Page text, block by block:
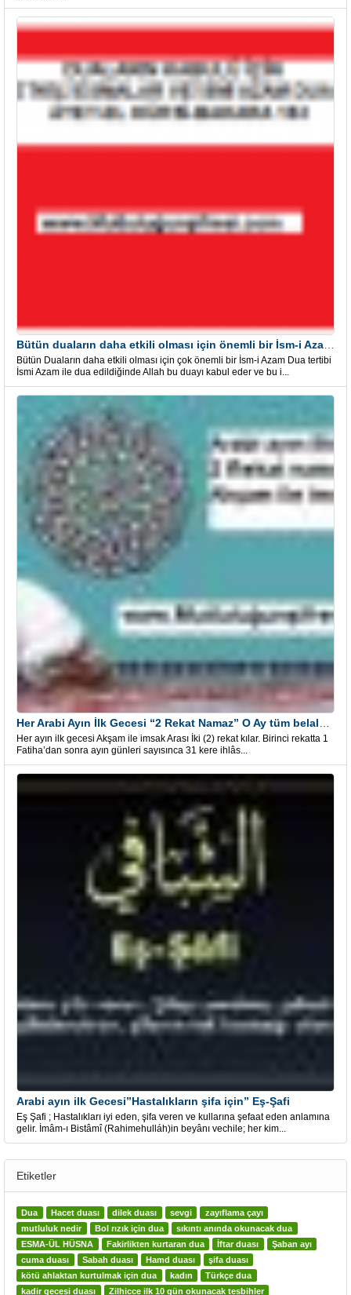
Bütün Duaların daha etkili olması için çok önemli bir İsm-i Azam Dua tertibi
İsmi Azam ile dua edildiğinde Allah bu duayı kabul eder ve bu i...
Her ayın ilk gecesi Akşam ile imsak Arası İki (2) rekat kılar. Birinci rekatta 1
Fatiha’dan sonra ayın günleri sayısınca 31 kere ihlâs...
Arabi ayın ilk Gecesi”Hastalıkların şifa için” Eş-Şafi
Eş Şafi ; Hastalıkları iyi eden, şifa veren ve kullarına şefaat eden anlamına
gelir. İmâm-ı Bistâmî (Rahimehulláh)in beyânı vechile; her kim...
Etiketler
Dua Hacet duası dilek duası sevgi
zayıflama çayı
mutluluk nedir
Bol rızık için dua
sıkıntı anında okunacak dua
ESMA-ÜL HÜSNA
Fakirlikten kurtaran dua İftar duası
Şaban ayı
cuma duası
Sabah duası Hamd duası
şifa duası
kötü ahlaktan kurtulmak için dua
kadın
Türkçe dua
kadir gecesi duası
Zilhicce ilk 10 gün okunacak tesbihler